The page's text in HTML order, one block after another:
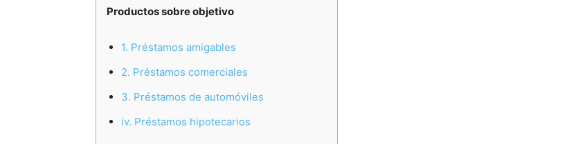
Productos sobre objetivo
1. Préstamos amigables
2. Préstamos comerciales
3. Préstamos de automóviles
iv. Préstamos hipotecarios